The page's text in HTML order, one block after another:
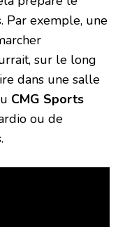
Par exemple, une
sur le long
dans une salle
CMG Sports
ou de